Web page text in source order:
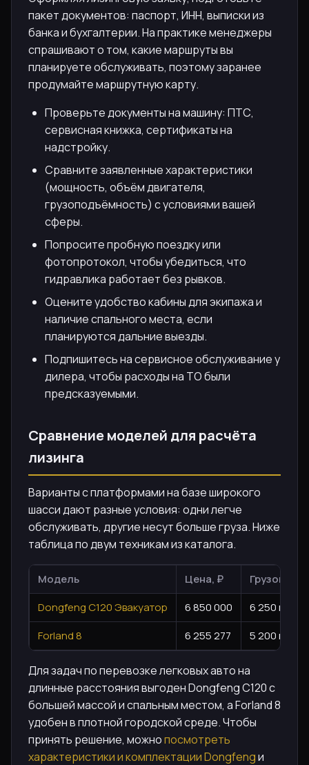
пакет документов: паспорт, ИНН, выписки из
банка и бухгалтерии. На практике менеджеры
спрашивают о том, какие маршруты вы
планируете обслуживать, поэтому заранее
продумайте маршрутную карту.
Проверьте документы на машину: ПТС,
сервисная книжка, сертификаты на
надстройку.
Сравните заявленные характеристики
(мощность, объём двигателя,
грузоподъёмность) с условиями вашей
сферы.
Попросите пробную поездку или
фотопротокол, чтобы убедиться, что
гидравлика работает без рывков.
Оцените удобство кабины для экипажа и
наличие спального места, если
планируются дальние выезды.
Подпишитесь на сервисное обслуживание у
дилера, чтобы расходы на ТО были
предсказуемыми.
Сравнение моделей для расчёта
лизинга
Варианты с платформами на базе широкого
шасси дают разные условия: одни легче
обслуживать, другие несут больше груза. Ниже
таблица по двум техникам из каталога.
Модель Цена, ₽
Dongfeng C120 Эвакуатор
6 850 000
6 250 кг
Forland 8
6 255 277 5 200 кг
Для задач по перевозке легковых авто на
длинные расстояния выгоден Dongfeng C120 с
большей массой и спальным местом, а Forland 8
удобен в плотной городской среде. Чтобы
принять решение, можнопосмотреть
характеристики и комплектации Dongfengи